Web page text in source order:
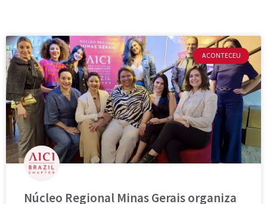
ACONTECEU
Núcleo Regional Minas Gerais organiza